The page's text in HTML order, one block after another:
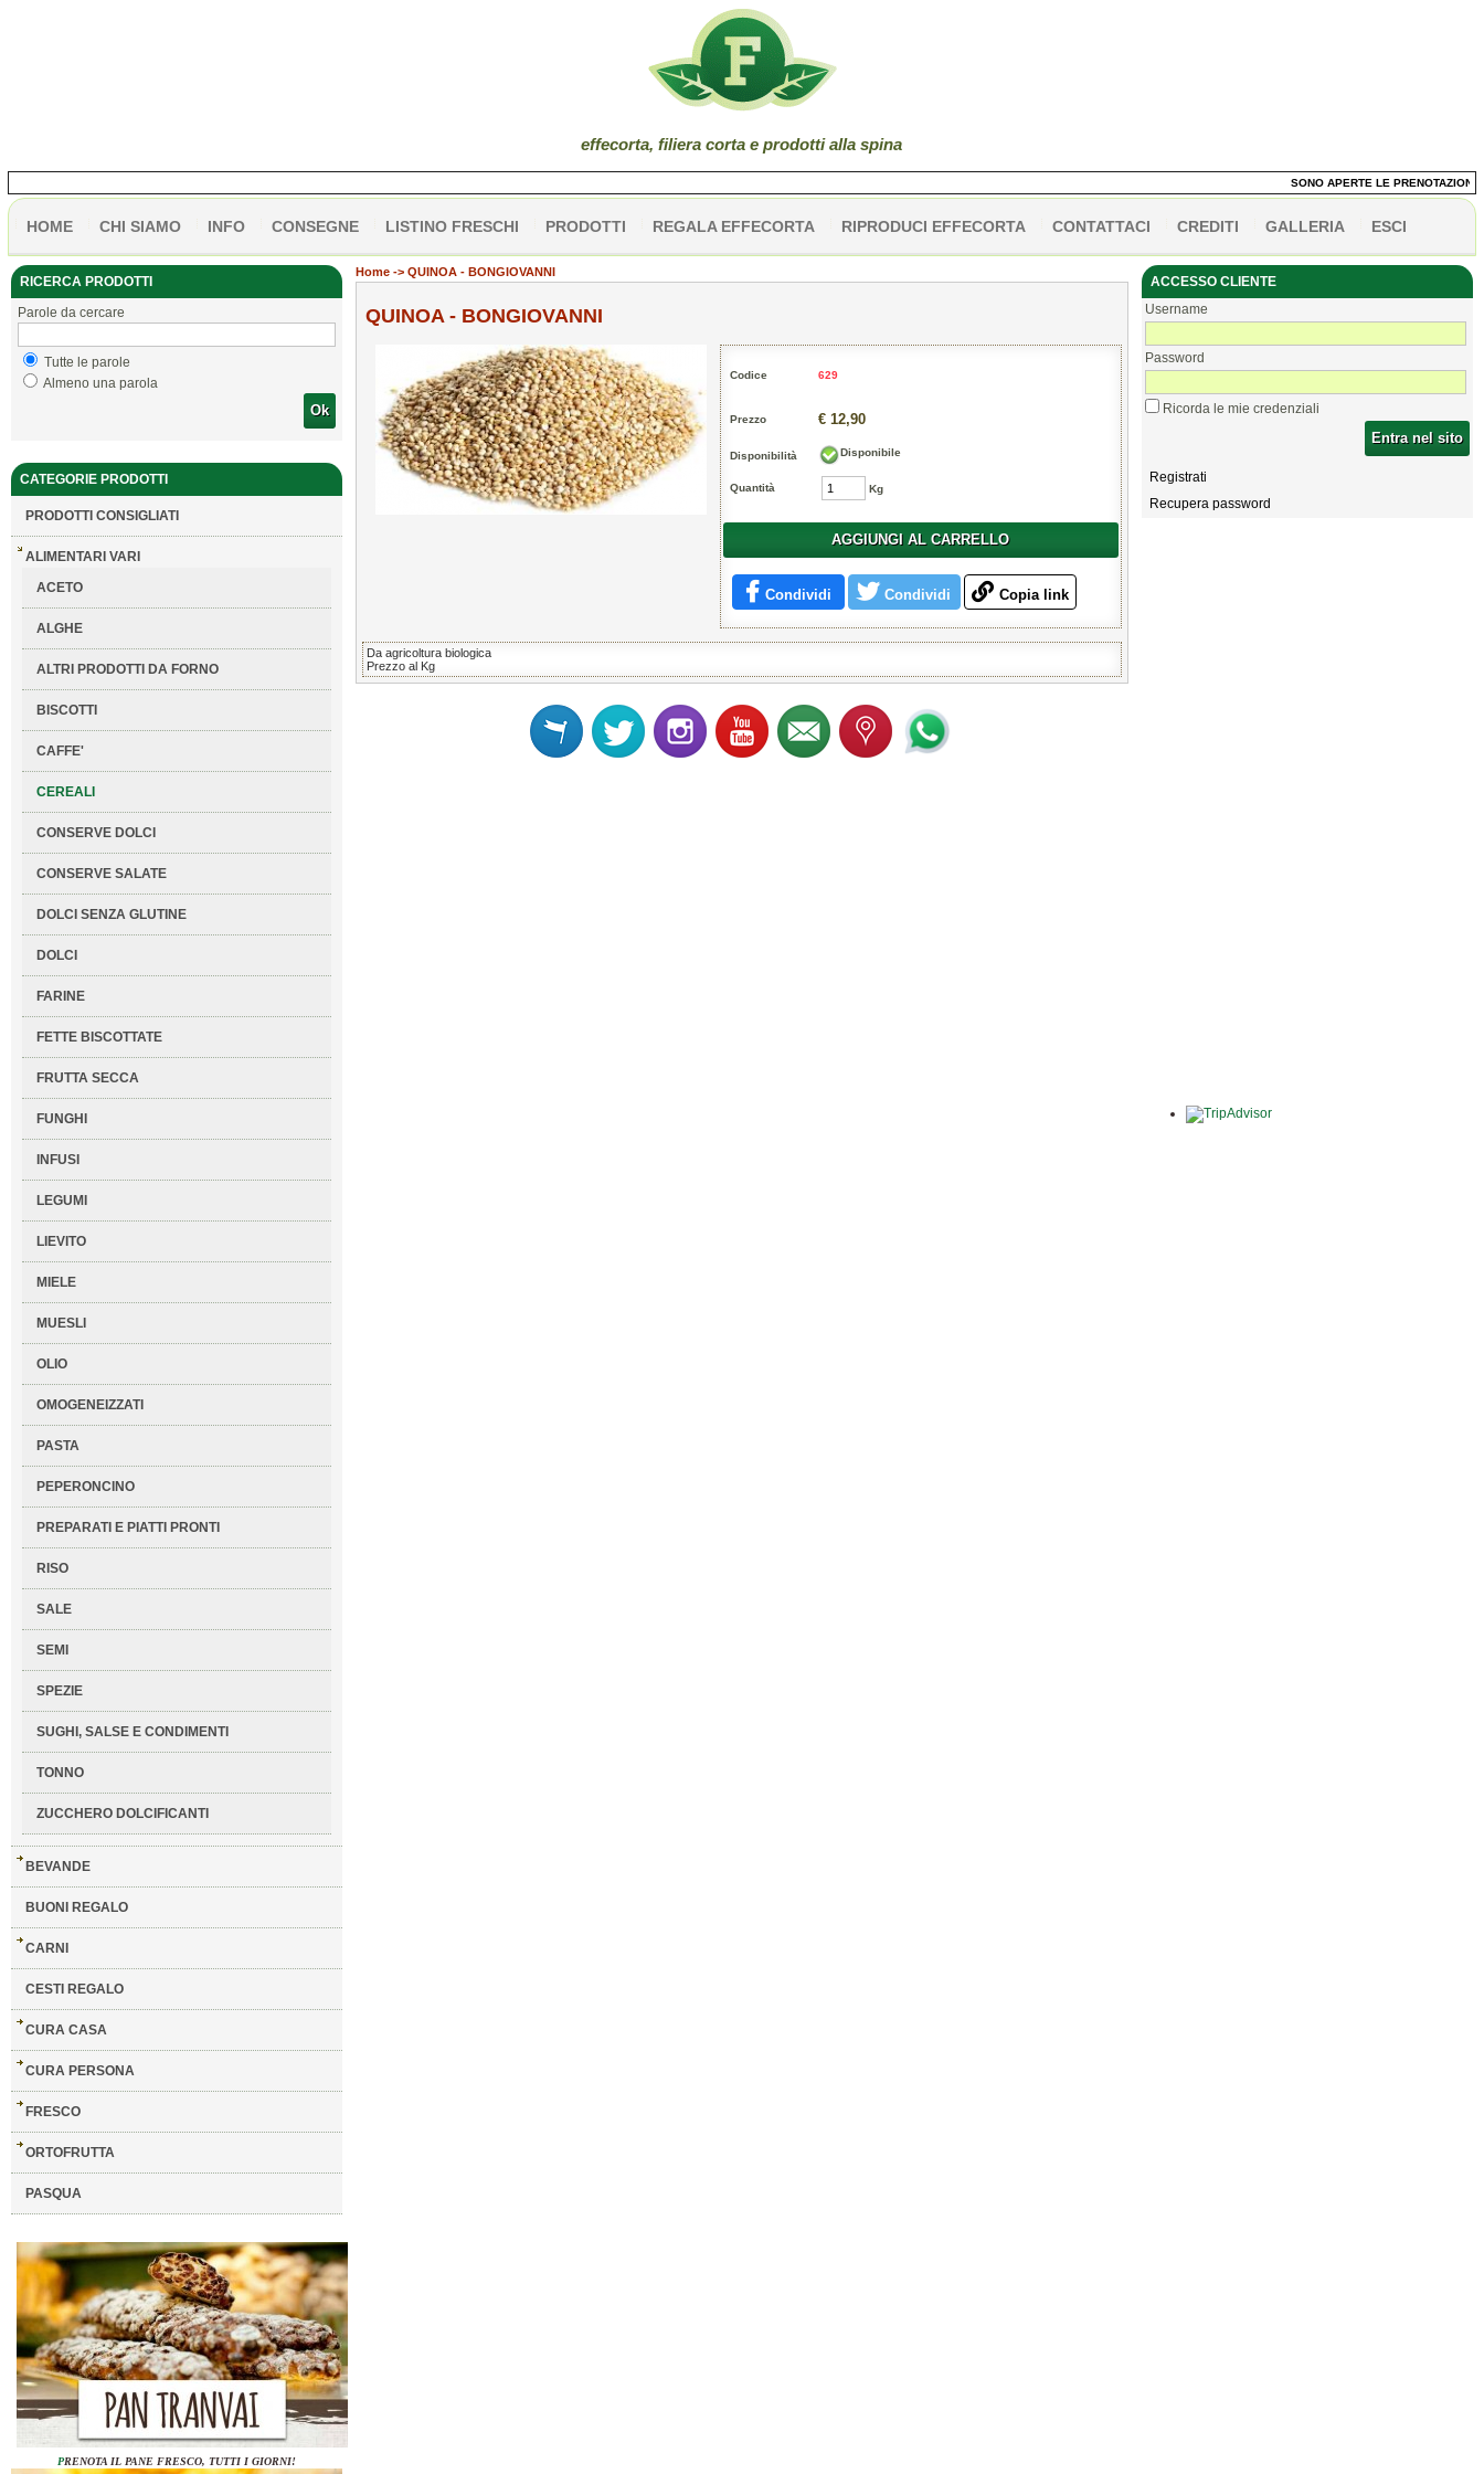
effecorta, filiera corta e prodotti alla spina
SONO APERTE LE PRENOTAZIONI
HOME CHI SIAMO INFO CONSEGNE LISTINO FRESCHI PRODOTTI REGALA EFFECORTA RIPRODUCI EFFECORTA CONTATTACI CREDITI GALLERIA ESCI
RICERCA PRODOTTI
Parole da cercare
Tutte le parole
Almeno una parola
Ok
CATEGORIE PRODOTTI
PRODOTTI CONSIGLIATI
ALIMENTARI VARI
ACETO
ALGHE
ALTRI PRODOTTI DA FORNO
BISCOTTI
CAFFE'
CEREALI
CONSERVE DOLCI
CONSERVE SALATE
DOLCI SENZA GLUTINE
DOLCI
FARINE
FETTE BISCOTTATE
FRUTTA SECCA
FUNGHI
INFUSI
LEGUMI
LIEVITO
MIELE
MUESLI
OLIO
OMOGENEIZZATI
PASTA
PEPERONCINO
PREPARATI E PIATTI PRONTI
RISO
SALE
SEMI
SPEZIE
SUGHI, SALSE E CONDIMENTI
TONNO
ZUCCHERO DOLCIFICANTI
BEVANDE
BUONI REGALO
CARNI
CESTI REGALO
CURA CASA
CURA PERSONA
FRESCO
ORTOFRUTTA
PASQUA
PRENOTA IL PANE FRESCO, TUTTI I GIORNI!
Home-> QUINOA - BONGIOVANNI
QUINOA - BONGIOVANNI
Codice 629
Prezzo € 12,90
Disponibilità Disponibile
Quantità Kg
AGGIUNGI AL CARRELLO
Condividi Condividi Copia link
Da agricoltura biologica
Prezzo al Kg
ACCESSO CLIENTE
Username
Password
Ricorda le mie credenziali
Entra nel sito
Registrati
Recupera password